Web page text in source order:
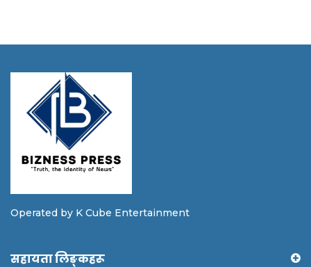
Operated by K Cube Entertainment
सहायता लिङ्कहरू